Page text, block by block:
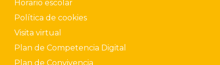
Horario escolar
Política de cookies
Visita virtual
Plan de Competencia Digital
Plan de Convivencia